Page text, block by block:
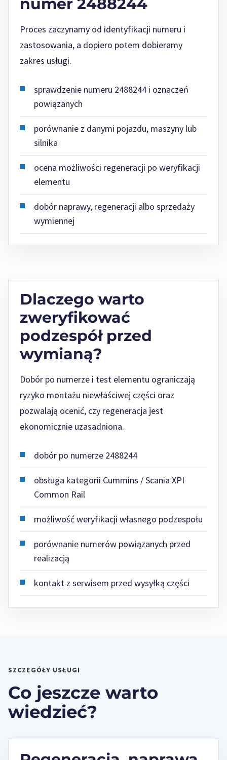
numer 2488244
Proces zaczynamy od identyfikacji numeru i
zastosowania, a dopiero potem dobieramy
zakres usługi.
sprawdzenie numeru 2488244 i oznaczeń
powiązanych
porównanie z danymi pojazdu, maszyny lub
silnika
ocena możliwości regeneracji po weryfikacji
elementu
dobór naprawy, regeneracji albo sprzedaży
wymiennej
Dlaczego warto
zweryfikować
podzespół przed
wymianą?
Dobór po numerze i test elementu ograniczają
ryzyko montażu niewłaściwej części oraz
pozwalają ocenić, czy regeneracja jest
ekonomicznie uzasadniona.
dobór po numerze 2488244
obsługa kategorii Cummins / Scania XPI
Common Rail
możliwość weryfikacji własnego podzespołu
porównanie numerów powiązanych przed
realizacją
kontakt z serwisem przed wysyłką części
SZCZEGÓŁY USŁUGI
Co jeszcze warto
wiedzieć?